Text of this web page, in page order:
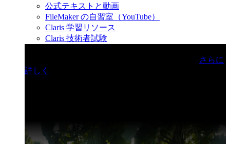
公式テキストと動画
FileMaker の自習室（YouTube）
Claris 学習リソース
Claris 技術者試験
さらに
詳しく